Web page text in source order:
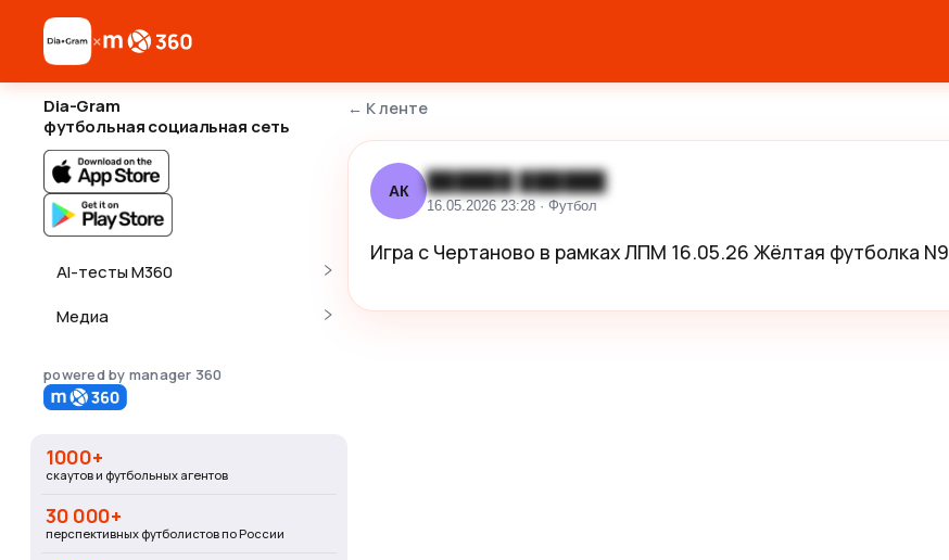
×
Dia-Gram
футбольная социальная сеть
AI-тесты M360
Медиа
powered by manager 360
1000+
скаутов и футбольных агентов
30 000+
перспективных футболистов по России
← К ленте
АК ██████ ██████
16.05.2026 23:28 · Футбол
Игра с Чертаново в рамках ЛПМ 16.05.26 Жёлтая футболка N9